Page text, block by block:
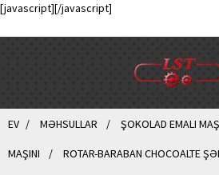
[javascript][/javascript]
EV MƏHSULLAR ŞOKOLAD EMALI
MAŞINI ROTAR-BARABAN CHOCOALTE